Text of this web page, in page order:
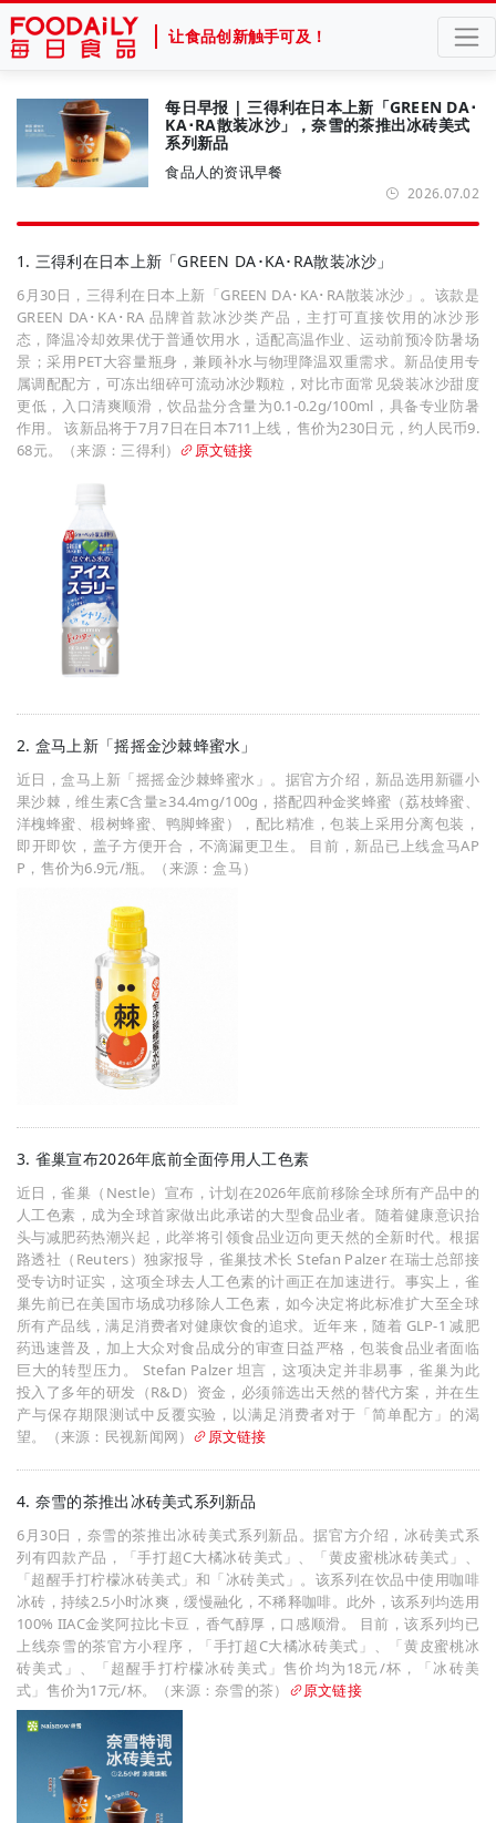
让食品创新触手可及！
每日早报 | 三得利在日本上新「GREEN DA･
KA･RA散装冰沙」，奈雪的茶推出冰砖美式
系列新品
食品人的资讯早餐
2026.07.02
1. 三得利在日本上新「GREEN DA･KA･RA散装冰沙」
6月30日，三得利在日本上新「GREEN DA･KA･RA散装冰沙」。该款是
GREEN DA･KA･RA 品牌首款冰沙类产品，主打可直接饮用的冰沙形
态，降温冷却效果优于普通饮用水，适配高温作业、运动前预冷防暑场
景；采用PET大容量瓶身，兼顾补水与物理降温双重需求。新品使用专
属调配配方，可冻出细碎可流动冰沙颗粒，对比市面常见袋装冰沙甜度
更低，入口清爽顺滑，饮品盐分含量为0.1-0.2g/100ml，具备专业防暑
作用。 该新品将于7月7日在日本711上线，售价为230日元，约人民币9.
68元。（来源：三得利）
原文链接
2. 盒马上新「摇摇金沙棘蜂蜜水」
近日，盒马上新「摇摇金沙棘蜂蜜水」。据官方介绍，新品选用新疆小
果沙棘，维生素C含量≥34.4mg/100g，搭配四种金奖蜂蜜（荔枝蜂蜜、
洋槐蜂蜜、椴树蜂蜜、鸭脚蜂蜜），配比精准，包装上采用分离包装，
即开即饮，盖子方便开合，不滴漏更卫生。 目前，新品已上线盒马AP
P，售价为6.9元/瓶。（来源：盒马）
3. 雀巢宣布2026年底前全面停用人工色素
近日，雀巢（Nestle）宣布，计划在2026年底前移除全球所有产品中的
人工色素，成为全球首家做出此承诺的大型食品业者。随着健康意识抬
头与减肥药热潮兴起，此举将引领食品业迈向更天然的全新时代。根据
路透社（Reuters）独家报导，雀巢技术长 Stefan Palzer 在瑞士总部接
受专访时证实，这项全球去人工色素的计画正在加速进行。事实上，雀
巢先前已在美国市场成功移除人工色素，如今决定将此标准扩大至全球
所有产品线，满足消费者对健康饮食的追求。近年来，随着 GLP-1 减肥
药迅速普及，加上大众对食品成分的审查日益严格，包装食品业者面临
巨大的转型压力。 Stefan Palzer 坦言，这项决定并非易事，雀巢为此
投入了多年的研发（R&D）资金，必须筛选出天然的替代方案，并在生
产与保存期限测试中反覆实验，以满足消费者对于「简单配方」的渴
望。（来源：民视新闻网）
原文链接
4. 奈雪的茶推出冰砖美式系列新品
6月30日，奈雪的茶推出冰砖美式系列新品。据官方介绍，冰砖美式系
列有四款产品，「手打超C大橘冰砖美式」、「黄皮蜜桃冰砖美式」、
「超醒手打柠檬冰砖美式」和「冰砖美式」。该系列在饮品中使用咖啡
冰砖，持续2.5小时冰爽，缓慢融化，不稀释咖啡。此外，该系列均选用
100% IIAC金奖阿拉比卡豆，香气醇厚，口感顺滑。 目前，该系列均已
上线奈雪的茶官方小程序，「手打超C大橘冰砖美式」、「黄皮蜜桃冰
砖美式」、「超醒手打柠檬冰砖美式」售价均为18元/杯，「冰砖美
式」售价为17元/杯。（来源：奈雪的茶）
原文链接